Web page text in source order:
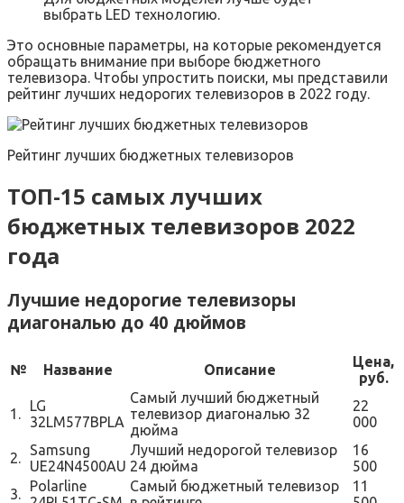
выбрать LED технологию.
Это основные параметры, на которые рекомендуется
обращать внимание при выборе бюджетного
телевизора. Чтобы упростить поиски, мы представили
рейтинг лучших недорогих телевизоров в 2022 году.
Рейтинг лучших бюджетных телевизоров
ТОП-15 самых лучших
бюджетных телевизоров 2022
года
Лучшие недорогие телевизоры
диагональю до 40 дюймов
№ Название Описание
Цена,
руб.
1.
LG
32LM577BPLA
Самый лучший бюджетный
телевизор диагональю 32
дюйма
22
000
2.
Samsung
UE24N4500AU
Лучший недорогой телевизор
24 дюйма
16
500
3.
Polarline
Самый бюджетный телевизор
11